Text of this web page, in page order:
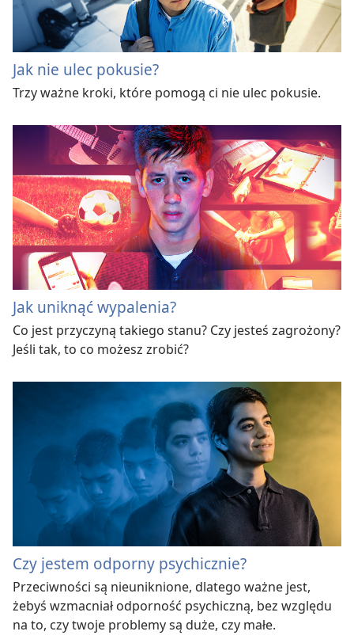
Jak nie ulec pokusie?
Trzy ważne kroki, które pomogą ci nie ulec pokusie.
Jak uniknąć wypalenia?
Co jest przyczyną takiego stanu? Czy jesteś zagrożony?
Jeśli tak, to co możesz zrobić?
Czy jestem odporny psychicznie?
Przeciwności są nieuniknione, dlatego ważne jest,
żebyś wzmacniał odporność psychiczną, bez względu
na to, czy twoje problemy są duże, czy małe.